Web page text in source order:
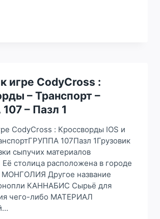
игре CodyCross :
– Транспорт –
– Пазл 1
CodyCross : Кроссворды IOS и
107Пазл 1Грузовик
сыпучих материалов
столица расположена в городе
МОНГОЛИЯ Другое название
КАННАБИС Сырьё для
чего-либо МАТЕРИАЛ